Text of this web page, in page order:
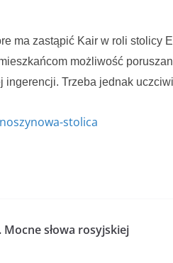
ma zastąpić Kair w roli stolicy
możliwość
Trzeba jednak
stolica
słowa rosyjskiej